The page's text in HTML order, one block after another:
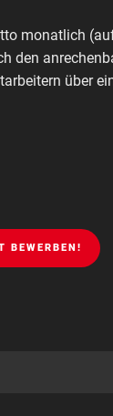
monatlich
den
über
BEWERBEN!